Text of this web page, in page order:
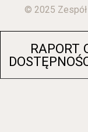
© 2025
RAPORT